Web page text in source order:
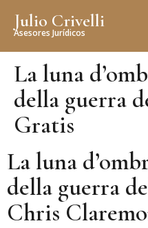
Julio Crivelli
Asesores Jurídicos
La luna
della guerra
Gratis
La luna
della guerra
Chris